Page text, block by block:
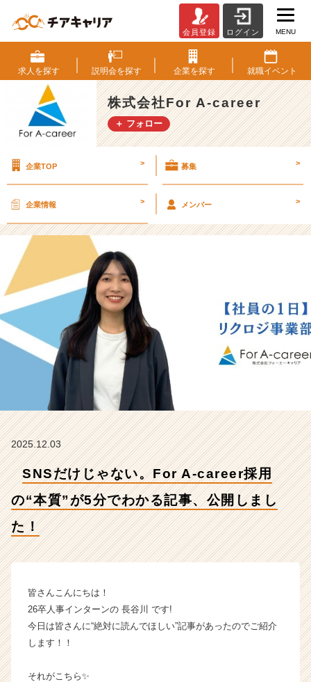
N
S
だ
け
じ
ゃ
o
-
a
r
e
e
r
採
用
の“本
質”が
分
記
公
し
式
会
会員登録 ログイン MENU
求人を探す 説明会を探す 企業を探す 就職イベント
株式会社For A-career
＋ フォロー
企業TOP > 募集 >
企業情報 > メンバー >
2025.12.03
SNSだけじゃない。For A-career採用
の“本質”が5分でわかる記事、公開しまし
た！
皆さんこんにちは！
26卒人事インターンの 長谷川 です!
今日は皆さんに“絶対に読んでほしい”記事があったのでご紹介
します！！
それがこちら✨